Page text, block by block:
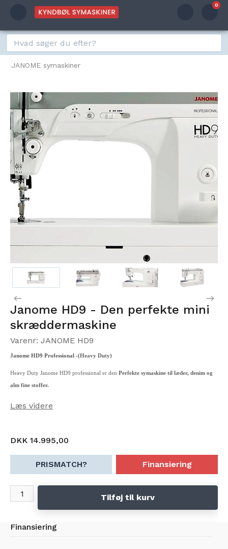
0
JANOME symaskiner
Janome HD9 - Den perfekte mini
skræddermaskine
Varenr: JANOME HD9
Janome HD9 Professional -(Heavy Duty)
Heavy Duty Janome HD9 professional er den Perfekte symaskine til læder, denim og
alm fine stoffer.
Læs videre
DKK 14.995,00
PRISMATCH? Finansiering
Tilføj til kurv
Finansiering